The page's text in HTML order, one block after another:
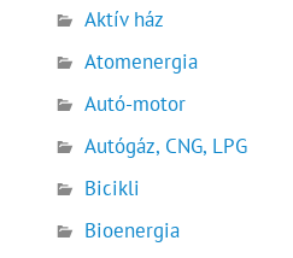
Aktív ház
Atomenergia
Autó-motor
Autógáz, CNG, LPG
Bicikli
Bioenergia